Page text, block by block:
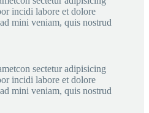
incidi labore et dolore
mini veniam, quis nostrud
sectetur adipisicing
incidi labore et dolore
mini veniam, quis nostrud